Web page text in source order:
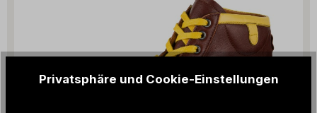
Privatsphäre und Cookie-Einstellungen